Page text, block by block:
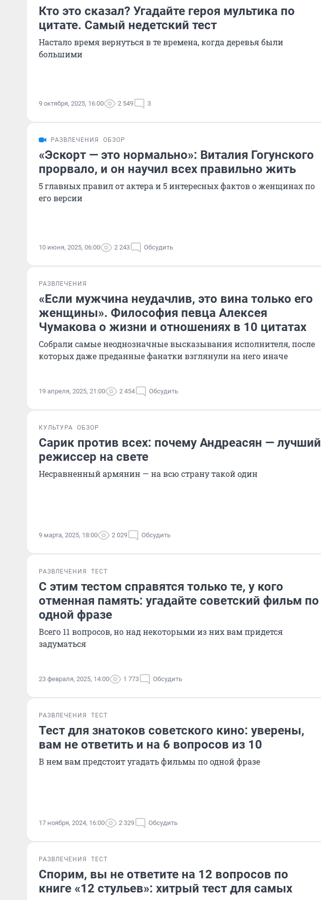
Кто это сказал? Угадайте героя мультика по
цитате. Самый недетский тест
Настало время вернуться в те времена, когда деревья были
большими
9 октября, 2025, 16:00 2 549 3
РАЗВЛЕЧЕНИЯ ОБЗОР
«Эскорт — это нормально»: Виталия Гогунского
прорвало, и он научил всех правильно жить
5 главных правил от актера и 5 интересных фактов о женщинах по
его версии
10 июня, 2025, 06:00 2 243 Обсудить
РАЗВЛЕЧЕНИЯ
«Если мужчина неудачлив, это вина только его
женщины». Философия певца Алексея
Чумакова о жизни и отношениях в 10 цитатах
Собрали самые неоднозначные высказывания исполнителя, после
которых даже преданные фанатки взглянули на него иначе
19 апреля, 2025, 21:00 2 454 Обсудить
КУЛЬТУРА ОБЗОР
Сарик против всех: почему Андреасян — лучший
режиссер на свете
Несравненный армянин — на всю страну такой один
9 марта, 2025, 18:00 2 029 Обсудить
РАЗВЛЕЧЕНИЯ ТЕСТ
С этим тестом справятся только те, у кого
отменная память: угадайте советский фильм по
одной фразе
Всего 11 вопросов, но над некоторыми из них вам придется
задуматься
23 февраля, 2025, 14:00 1 773 Обсудить
РАЗВЛЕЧЕНИЯ ТЕСТ
Тест для знатоков советского кино: уверены,
вам не ответить и на 6 вопросов из 10
В нем вам предстоит угадать фильмы по одной фразе
17 ноября, 2024, 16:00 2 329 Обсудить
РАЗВЛЕЧЕНИЯ ТЕСТ
Спорим, вы не ответите на 12 вопросов по
книге «12 стульев»: хитрый тест для самых